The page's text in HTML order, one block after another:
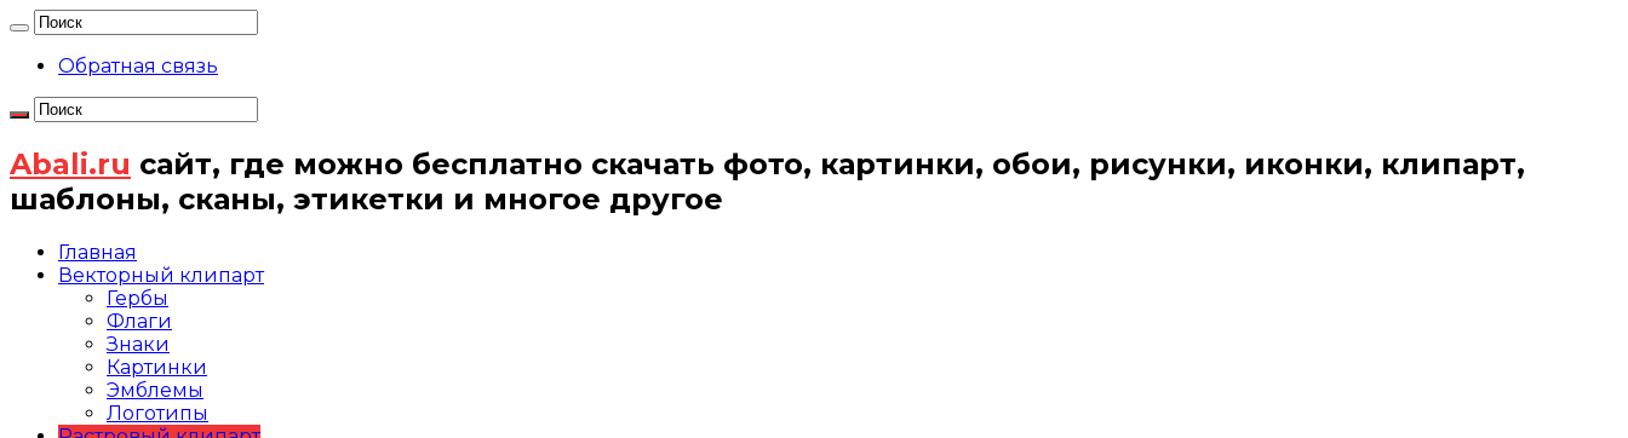
Обратная связь
Abali.ru сайт, где можно бесплатно скачать фото, картинки, обои, рисунки, иконки, клипарт,
шаблоны, сканы, этикетки и многое другое
Главная
Векторный клипарт
Гербы
Флаги
Знаки
Картинки
Эмблемы
Логотипы